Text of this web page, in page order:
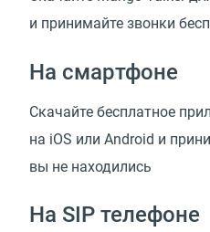
и принимайте звонки
На смартфоне
Скачайте бесплатное
на iOS или Android и
вы не находились
На SIP телефоне